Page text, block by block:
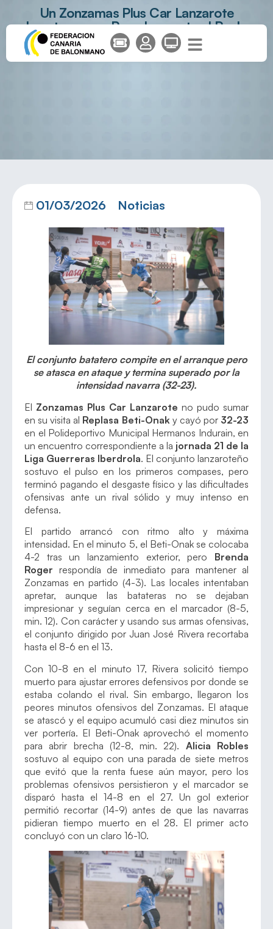
Un Zonzamas Plus Car Lanzarote
exhausto cae en Pamplona ante el Replasa
Beti-Onak
01/03/2026 Noticias
El conjunto batatero compite en el arranque pero
se atasca en ataque y termina superado por la
intensidad navarra (32-23).
El Zonzamas Plus Car Lanzarote no pudo sumar
en su visita al Replasa Beti-Onaky cayó por 32-23
en el Polideportivo Municipal Hermanos Indurain, en
un encuentro correspondiente a la jornada 21 de la
Liga Guerreras Iberdrola. El conjunto lanzaroteño
sostuvo el pulso en los primeros compases, pero
terminó pagando el desgaste físico y las dificultades
ofensivas ante un rival sólido y muy intenso en
defensa.
El partido arrancó con ritmo alto y máxima
intensidad. En el minuto 5, el Beti-Onak se colocaba
4-2 tras un lanzamiento exterior, pero Brenda
Roger respondía de inmediato para mantener al
Zonzamas en partido (4-3). Las locales intentaban
apretar, aunque las batateras no se dejaban
impresionar y seguían cerca en el marcador (8-5,
min. 12). Con carácter y usando sus armas ofensivas,
el conjunto dirigido por Juan José Rivera recortaba
hasta el 8-6 en el 13.
Con 10-8 en el minuto 17, Rivera solicitó tiempo
muerto para ajustar errores defensivos por donde se
estaba colando el rival. Sin embargo, llegaron los
peores minutos ofensivos del Zonzamas. El ataque
se atascó y el equipo acumuló casi diez minutos sin
ver portería. El Beti-Onak aprovechó el momento
para abrir brecha (12-8, min. 22). Alicia Robles
sostuvo al equipo con una parada de siete metros
que evitó que la renta fuese aún mayor, pero los
problemas ofensivos persistieron y el marcador se
disparó hasta el 14-8 en el 27. Un gol exterior
permitió recortar (14-9) antes de que las navarras
pidieran tiempo muerto en el 28. El primer acto
concluyó con un claro 16-10.